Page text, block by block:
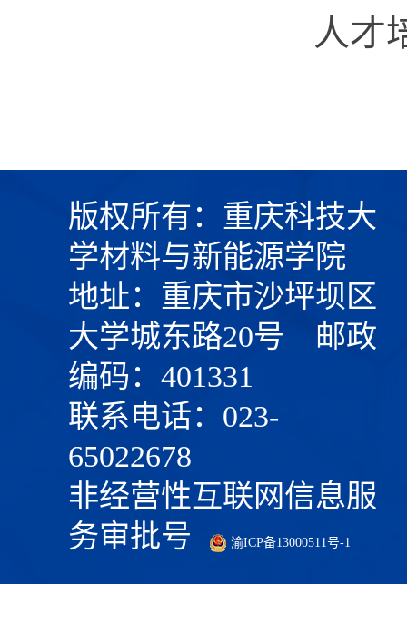
人才
版权所有：重庆科技大
学材料与新能源学院
地址：重庆市沙坪坝区
大学城东路20号 邮政
编码：401331
联系电话：023-
65022678
非经营性互联网信息服
务审批号
渝ICP备13000511号-1